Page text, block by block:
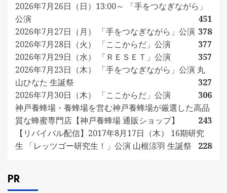
2026年7月26日（日）13:00～ 「手をつなぎながら」
公演
451
2026年7月27日（月） 「手をつなぎながら」公演 378
2026年7月28日（火） 「ここからだ」公演
377
2026年7月29日（水） 「ＲＥＳＥＴ」公演
357
2026年7月23日（木） 「手をつなぎながら」公演 丸
山ひなた 生誕祭
327
2026年7月30日（木） 「ここからだ」公演
306
神戸養蜂場・養蜂場を営む神戸養蜂場が厳選した高品
質な蜂蜜専門店【神戸養蜂場 通販ショップ】
243
【リバイバル配信】2017年8月17日（木） 16期研究
生 「レッツゴー研究生！」公演 山根涼羽 生誕祭
228
PR